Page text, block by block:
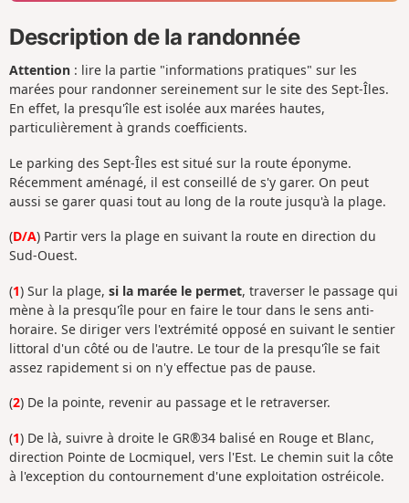
Description de la randonnée
Attention : lire la partie "informations pratiques" sur les
marées pour randonner sereinement sur le site des Sept-Îles.
En effet, la presqu'île est isolée aux marées hautes,
particulièrement à grands coefficients.
Le parking des Sept-Îles est situé sur la route éponyme.
Récemment aménagé, il est conseillé de s'y garer. On peut
aussi se garer quasi tout au long de la route jusqu'à la plage.
(D/A) Partir vers la plage en suivant la route en direction du
Sud-Ouest.
(1) Sur la plage, si la marée le permet, traverser le passage qui
mène à la presqu'île pour en faire le tour dans le sens anti-
horaire. Se diriger vers l'extrémité opposé en suivant le sentier
littoral d'un côté ou de l'autre. Le tour de la presqu'île se fait
assez rapidement si on n'y effectue pas de pause.
(2) De la pointe, revenir au passage et le retraverser.
(1) De là, suivre à droite le GR®34 balisé en Rouge et Blanc,
direction Pointe de Locmiquel, vers l'Est. Le chemin suit la côte
à l'exception du contournement d'une exploitation ostréicole.